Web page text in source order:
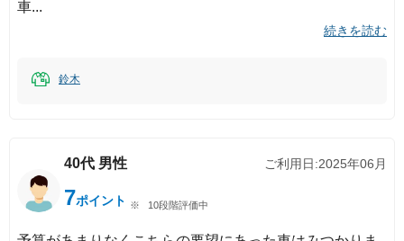
車
続きを読む
鈴木
40代 男性 ご利用日:2025年06月
7ポイント 10段階評価中